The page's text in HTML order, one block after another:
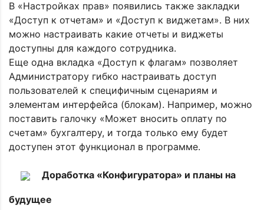
В «Настройках прав» появились также закладки
«Доступ к отчетам» и «Доступ к виджетам». В них
можно настраивать какие отчеты и виджеты
доступны для каждого сотрудника.
Еще одна вкладка «Доступ к флагам» позволяет
Администратору гибко настраивать доступ
пользователей к специфичным сценариям и
элементам интерфейса (блокам). Например, можно
поставить галочку «Может вносить оплату по
счетам» бухгалтеру, и тогда только ему будет
доступен этот функционал в программе.
Доработка «Конфигуратора» и планы на
будущее